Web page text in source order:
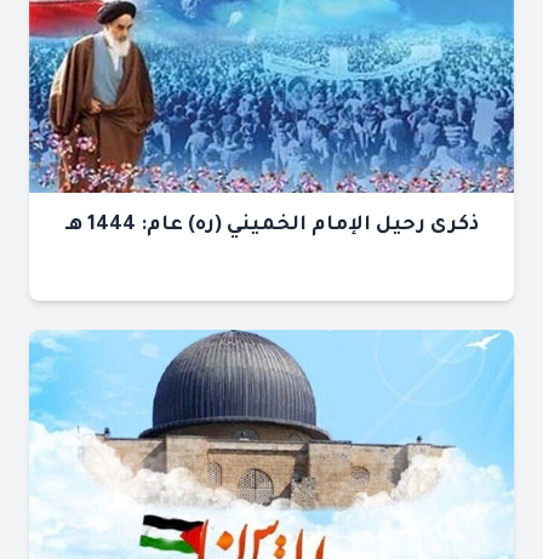
ذكرى رحيل الإمام الخميني (ره) عام: 1444 هـ